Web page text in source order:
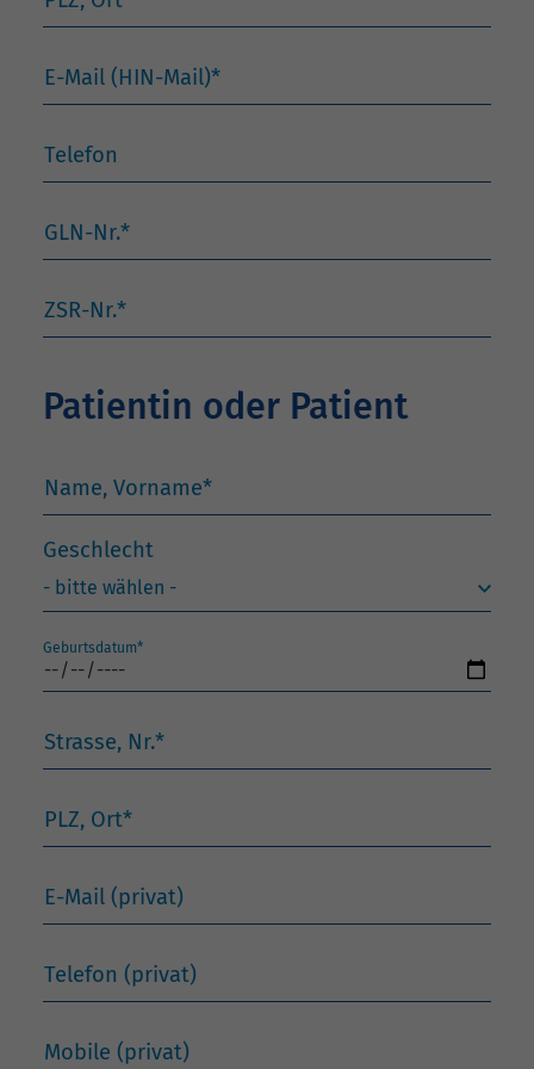
E-Mail (HIN-Mail)*
Telefon
GLN-Nr.*
ZSR-Nr.*
Patientin oder Patient
Name, Vorname*
Geschlecht
Geburtsdatum*
Strasse, Nr.*
PLZ, Ort*
E-Mail (privat)
Telefon (privat)
Mobile (privat)